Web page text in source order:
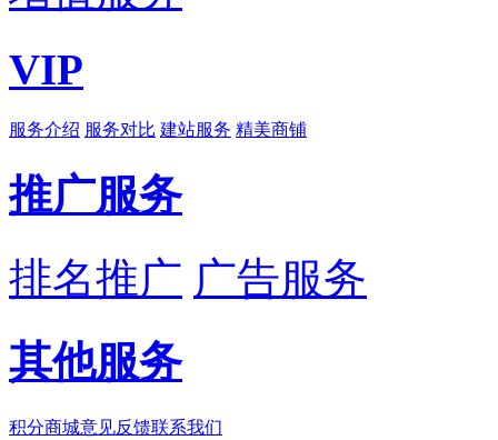
VIP
服务介绍 服务对比 建站服务 精美商铺
推广服务
排名推广 广告服务
其他服务
积分商城意见反馈联系我们